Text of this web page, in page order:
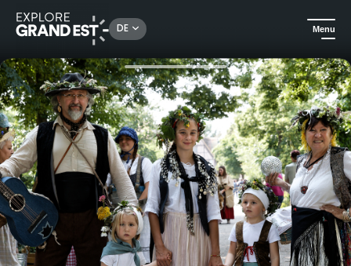
DE Menu
Sehenswertes in der Region Grand Est Tauchen Sie ein in das Herz der elsässischen Traditionen!